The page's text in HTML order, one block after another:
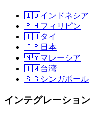
🇮🇩インドネシア
🇵🇭フィリピン
🇹🇭タイ
🇯🇵日本
🇲🇾マレーシア
🇹🇼台湾
🇸🇬シンガポール
インテグレーション